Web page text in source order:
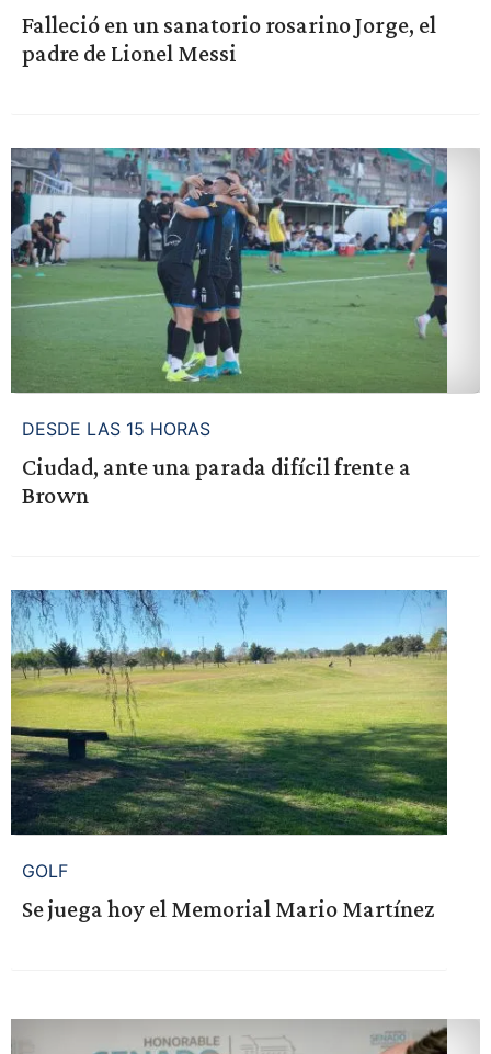
Falleció en un sanatorio rosarino Jorge, el
padre de Lionel Messi
DESDE LAS 15 HORAS
Ciudad, ante una parada difícil frente a
Brown
GOLF
Se juega hoy el Memorial Mario Martínez